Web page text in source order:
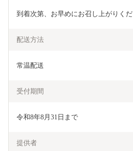
到着次第、お早めにお召し上がりく
配送方法
常温配送
受付期間
令和8年8月31日まで
提供者